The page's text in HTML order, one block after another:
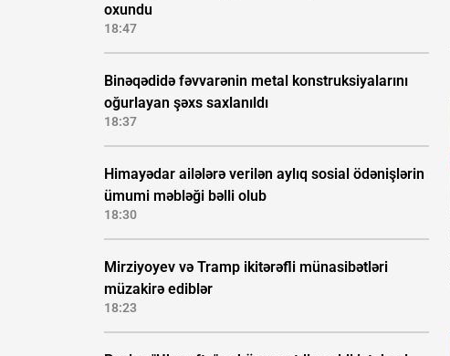
oxundu
18:47
Binəqədidə fəvvarənin metal konstruksiyalarını
oğurlayan şəxs saxlanıldı
18:37
Himayədar ailələrə verilən aylıq sosial ödənişlərin
ümumi məbləği bəlli olub
18:30
Mirziyoyev və Tramp ikitərəfli münasibətləri
müzakirə ediblər
18:23